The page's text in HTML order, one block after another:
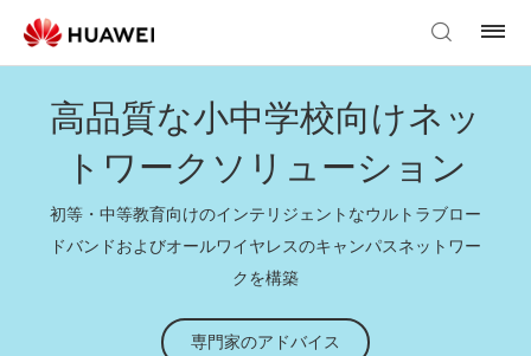
高品質な小中学校向けネッ
トワークソリューション
初等・中等教育向けのインテリジェントなウルトラブロー
ドバンドおよびオールワイヤレスのキャンパスネットワー
クを構築
専門家のアドバイス